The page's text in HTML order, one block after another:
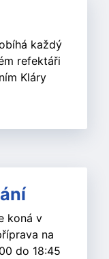
každý
refektáři
Kláry
koná v
na
do 18:45